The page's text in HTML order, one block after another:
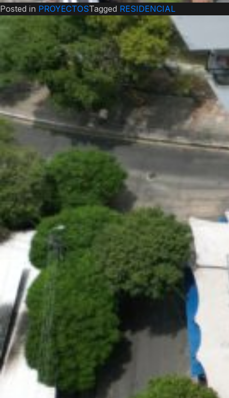
Posted in PROYECTOSTagged RESIDENCIAL